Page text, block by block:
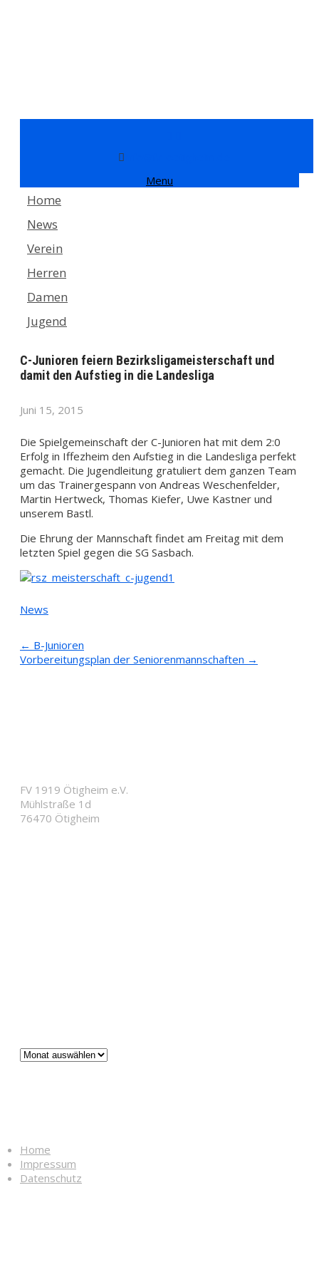
Menu
Home
News
Verein
Herren
Damen
Jugend
C-Junioren feiern Bezirksligameisterschaft und
damit den Aufstieg in die Landesliga
Juni 15, 2015
Die Spielgemeinschaft der C-Junioren hat mit dem 2:0
Erfolg in Iffezheim den Aufstieg in die Landesliga perfekt
gemacht. Die Jugendleitung gratuliert dem ganzen Team
um das Trainergespann von Andreas Weschenfelder,
Martin Hertweck, Thomas Kiefer, Uwe Kastner und
unserem Bastl.
Die Ehrung der Mannschaft findet am Freitag mit dem
letzten Spiel gegen die SG Sasbach.
News
Post
navigation
← B-Junioren
Vorbereitungsplan der Seniorenmannschaften →
FV 1919 Ötigheim e.V.
Mühlstraße 1d
76470 Ötigheim
Beiträge
Home
Impressum
Datenschutz